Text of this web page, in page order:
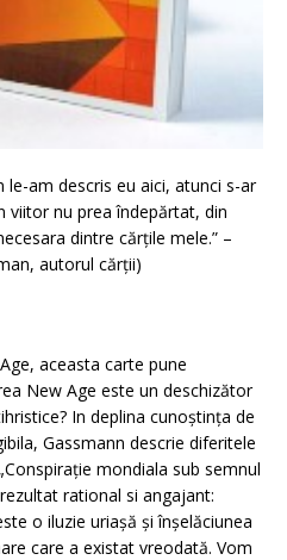
le-am descris eu aici, atunci s-ar
viitor nu prea îndepărtat, din
dintre cărțile mele.” –
autorul cărții)
aceasta carte pune
New Age este un deschizător
In deplina cunoștința de
Gassmann descrie diferitele
mondiala sub semnul
rational si angajant:
o iluzie uriașă și înșelăciunea
care a existat vreodată. Vom